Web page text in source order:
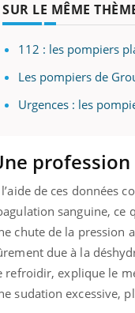
SUR LE MÊME
112 : les pompiers
Les pompiers de
Urgences : les
de ces données
sanguine, ce
chute de la pression
due à la
refroidir, explique le
sudation excessive,